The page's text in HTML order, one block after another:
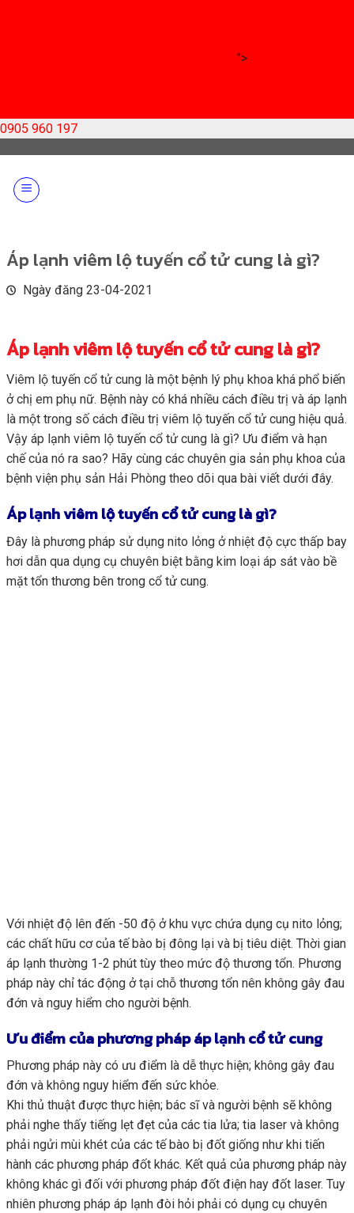
">
0905 960 197
content
Áp lạnh viêm lộ tuyến cổ tử cung là gì?
Ngày đăng 23-04-2021
Áp lạnh viêm lộ tuyến cổ tử cung là gì?
Viêm lộ tuyến cổ tử cung là một bệnh lý phụ khoa khá phổ biến
ở chị em phụ nữ. Bệnh này có khá nhiều cách điều trị và áp lạnh
là một trong số cách điều trị viêm lộ tuyến cổ tử cung hiệu quả.
Vậy áp lạnh viêm lộ tuyến cổ tử cung là gì? Ưu điểm và hạn
chế của nó ra sao? Hãy cùng các chuyên gia sản phụ khoa của
bệnh viện phụ sản Hải Phòng theo dõi qua bài viết dưới đây.
Áp lạnh viêm lộ tuyến cổ tử cung là gì?
Đây là phương pháp sử dụng nito lỏng ở nhiệt độ cực thấp bay
hơi dẫn qua dụng cụ chuyên biệt bằng kim loại áp sát vào bề
mặt tổn thương bên trong cổ tử cung.
Với nhiệt độ lên đến -50 độ ở khu vực chứa dụng cụ nito lỏng;
các chất hữu cơ của tế bào bị đông lại và bị tiêu diệt. Thời gian
áp lạnh thường 1-2 phút tùy theo mức độ thương tổn. Phương
pháp này chỉ tác động ở tại chỗ thương tổn nên không gây đau
đớn và nguy hiểm cho người bệnh.
Ưu điểm của phương pháp áp lạnh cổ tử cung
Phương pháp này có ưu điểm là dễ thực hiện; không gây đau
đớn và không nguy hiểm đến sức khỏe.
Khi thủ thuật được thực hiện; bác sĩ và người bệnh sẽ không
phải nghe thấy tiếng lẹt đẹt của các tia lửa; tia laser và không
phải ngửi mùi khét của các tế bào bị đốt giống như khi tiến
hành các phương pháp đốt khác. Kết quả của phương pháp này
không khác gì đối với phương pháp đốt điện hay đốt laser. Tuy
nhiên phương pháp áp lạnh đòi hỏi phải có dụng cụ chuyên